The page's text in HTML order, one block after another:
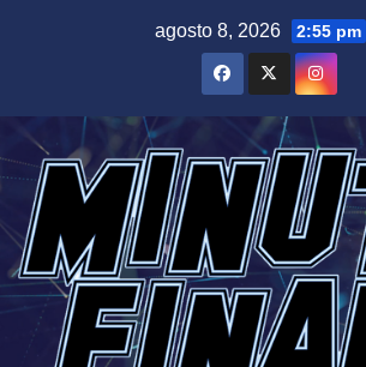
agosto 8, 2026 2:55 pm